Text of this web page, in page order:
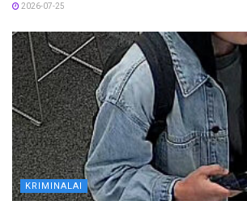
2026-07-25
KRIMINALAI